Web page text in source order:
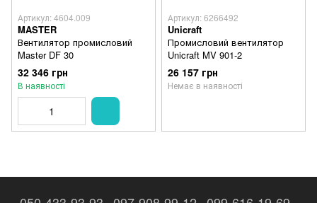
Артикул: 4604.009
MASTER
Вентилятор промисловий
Master DF 30
32 346 грн
В наявності
Артикул: 6266492
Unicraft
Промисловий вентилятор
Unicraft MV 901-2
26 157 грн
Немає в наявності